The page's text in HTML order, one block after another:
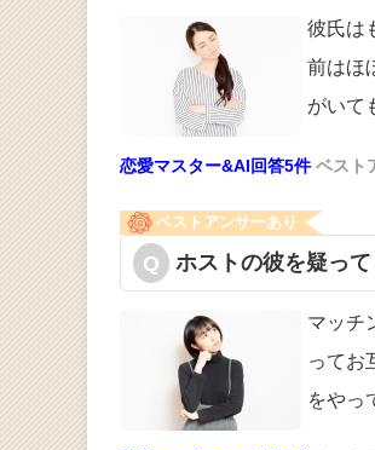
彼氏は
前はほ
がいて
恋愛マスター&AI回答5件 ベスト
ベストアンサーあり
ホストの彼を疑って
マッチ
ってお
をやっ